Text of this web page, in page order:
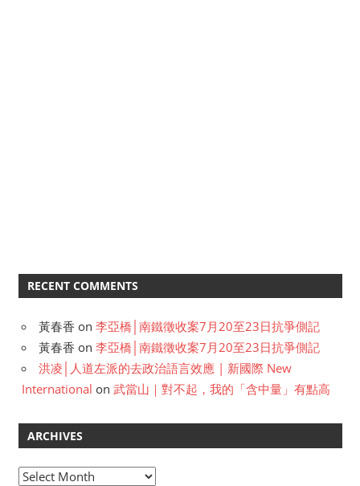
RECENT COMMENTS
黃春香 on 李亞橋│南鐵徵收案7月20至23日抗爭側記
黃春香 on 李亞橋│南鐵徵收案7月20至23日抗爭側記
洪凌│人道左派的去政治語言效應 | 新國際 New
International on 武當山｜對不起，我的「含中量」有點高
ARCHIVES
A